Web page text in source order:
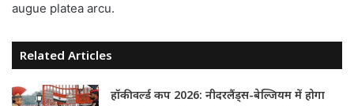
augue platea arcu.
Related Articles
हॉकी वर्ल्ड कप 2026: नीदरलैंड्स-बेल्जियम में होगा